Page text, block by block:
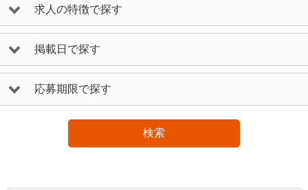
求人の特徴で探す
掲載日で探す
応募期限で探す
検索